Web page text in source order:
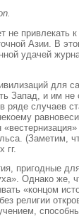
привлекать
Азии. В
удачей
Запад, и им
ряде случаев
(Заметим,
гг.
пригодные
Однако же,
«концом
религии